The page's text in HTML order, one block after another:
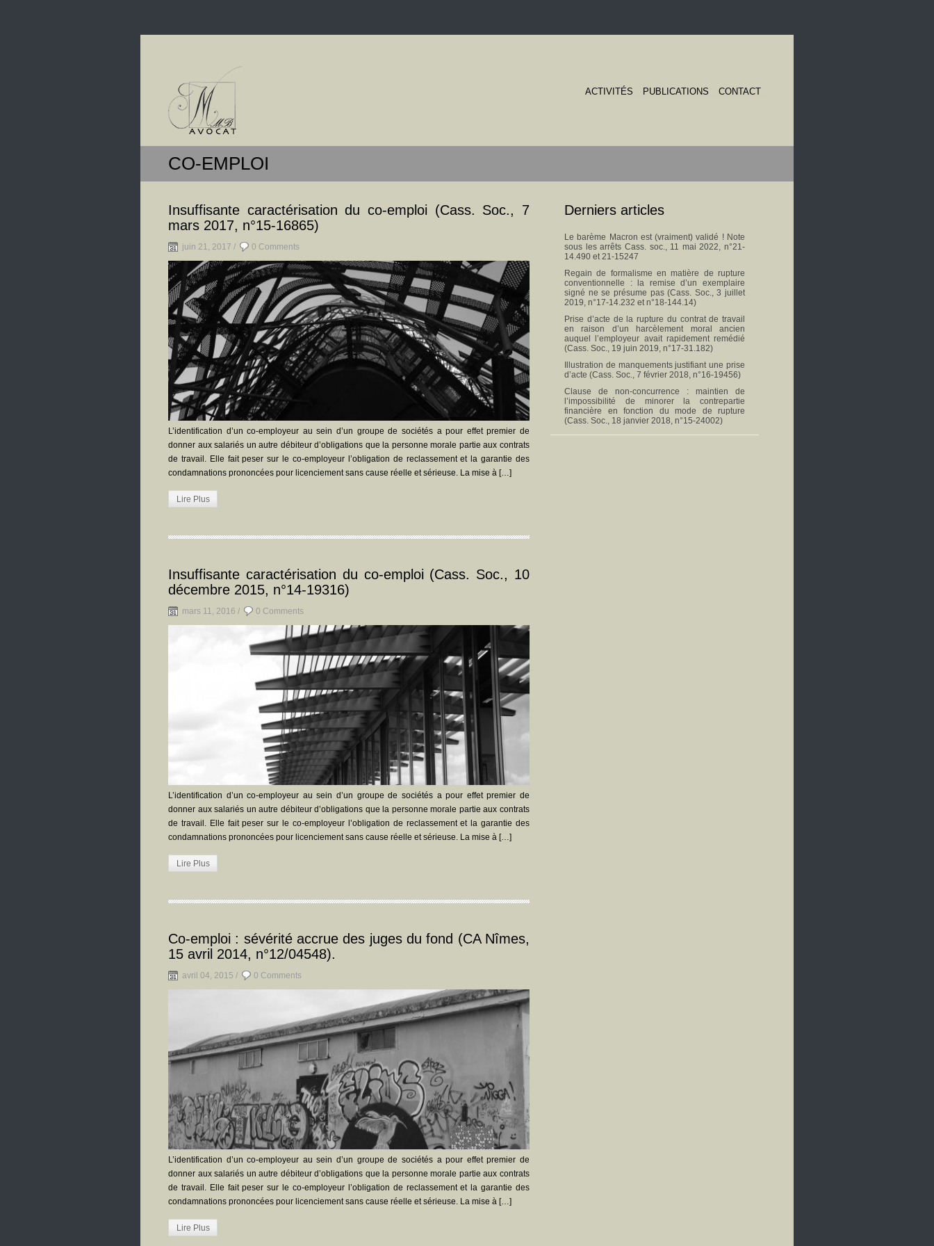
ACTIVITÉS PUBLICATIONS CONTACT
CO-EMPLOI
Insuffisante caractérisation du co-emploi (Cass. Soc., 7
mars 2017, n°15-16865)
juin 21, 2017 / 0 Comments
L’identification d’un co-employeur au sein d’un groupe de sociétés a pour effet premier de
donner aux salariés un autre débiteur d’obligations que la personne morale partie aux contrats
de travail. Elle fait peser sur le co-employeur l’obligation de reclassement et la garantie des
condamnations prononcées pour licenciement sans cause réelle et sérieuse. La mise à […]
Lire Plus
Insuffisante caractérisation du co-emploi (Cass. Soc., 10
décembre 2015, n°14-19316)
mars 11, 2016 / 0 Comments
L’identification d’un co-employeur au sein d’un groupe de sociétés a pour effet premier de
donner aux salariés un autre débiteur d’obligations que la personne morale partie aux contrats
de travail. Elle fait peser sur le co-employeur l’obligation de reclassement et la garantie des
condamnations prononcées pour licenciement sans cause réelle et sérieuse. La mise à […]
Lire Plus
Co-emploi : sévérité accrue des juges du fond (CA Nîmes,
15 avril 2014, n°12/04548).
avril 04, 2015 / 0 Comments
L’identification d’un co-employeur au sein d’un groupe de sociétés a pour effet premier de
donner aux salariés un autre débiteur d’obligations que la personne morale partie aux contrats
de travail. Elle fait peser sur le co-employeur l’obligation de reclassement et la garantie des
condamnations prononcées pour licenciement sans cause réelle et sérieuse. La mise à […]
Lire Plus
Derniers articles
Le barème Macron est (vraiment) validé ! Note
sous les arrêts Cass. soc., 11 mai 2022, n°21-
14.490 et 21-15247
Regain de formalisme en matière de rupture
conventionnelle : la remise d’un exemplaire
signé ne se présume pas (Cass. Soc., 3 juillet
2019, n°17-14.232 et n°18-144.14)
Prise d’acte de la rupture du contrat de travail
en raison d’un harcèlement moral ancien
auquel l’employeur avait rapidement remédié
(Cass. Soc., 19 juin 2019, n°17-31.182)
Illustration de manquements justifiant une prise
d’acte (Cass. Soc., 7 février 2018, n°16-19456)
Clause de non-concurrence : maintien de
l’impossibilité de minorer la contrepartie
financière en fonction du mode de rupture
(Cass. Soc., 18 janvier 2018, n°15-24002)